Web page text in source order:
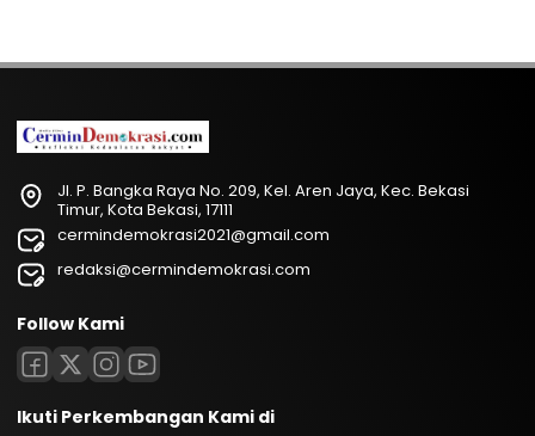
Jl. P. Bangka Raya No. 209, Kel. Aren Jaya, Kec. Bekasi
Timur, Kota Bekasi, 17111
cermindemokrasi2021@gmail.com
redaksi@cermindemokrasi.com
Follow Kami
Ikuti Perkembangan Kami di